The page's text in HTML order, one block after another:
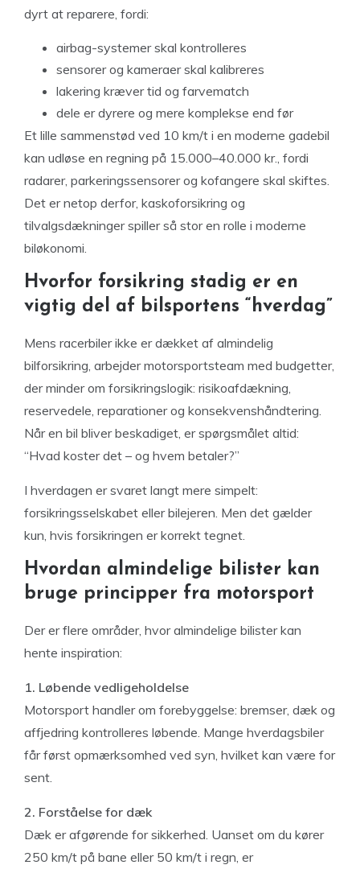
dyrt at reparere, fordi:
airbag-systemer skal kontrolleres
sensorer og kameraer skal kalibreres
lakering kræver tid og farvematch
dele er dyrere og mere komplekse end før
Et lille sammenstød ved 10 km/t i en moderne gadebil
kan udløse en regning på 15.000–40.000 kr., fordi
radarer, parkeringssensorer og kofangere skal skiftes.
Det er netop derfor, kaskoforsikring og
tilvalgsdækninger spiller så stor en rolle i moderne
biløkonomi.
Hvorfor forsikring stadig er en
vigtig del af bilsportens “hverdag”
Mens racerbiler ikke er dækket af almindelig
bilforsikring, arbejder motorsportsteam med budgetter,
der minder om forsikringslogik: risikoafdækning,
reservedele, reparationer og konsekvenshåndtering.
Når en bil bliver beskadiget, er spørgsmålet altid:
“Hvad koster det – og hvem betaler?”
I hverdagen er svaret langt mere simpelt:
forsikringsselskabet eller bilejeren. Men det gælder
kun, hvis forsikringen er korrekt tegnet.
Hvordan almindelige bilister kan
bruge principper fra motorsport
Der er flere områder, hvor almindelige bilister kan
hente inspiration:
1. Løbende vedligeholdelse
Motorsport handler om forebyggelse: bremser, dæk og
affjedring kontrolleres løbende. Mange hverdagsbiler
får først opmærksomhed ved syn, hvilket kan være for
sent.
2. Forståelse for dæk
Dæk er afgørende for sikkerhed. Uanset om du kører
250 km/t på bane eller 50 km/t i regn, er